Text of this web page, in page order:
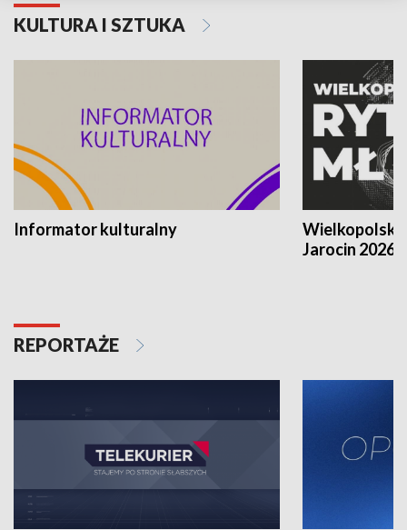
KULTURA I SZTUKA
Informator kulturalny
Jarocin 2026
REPORTAŻE